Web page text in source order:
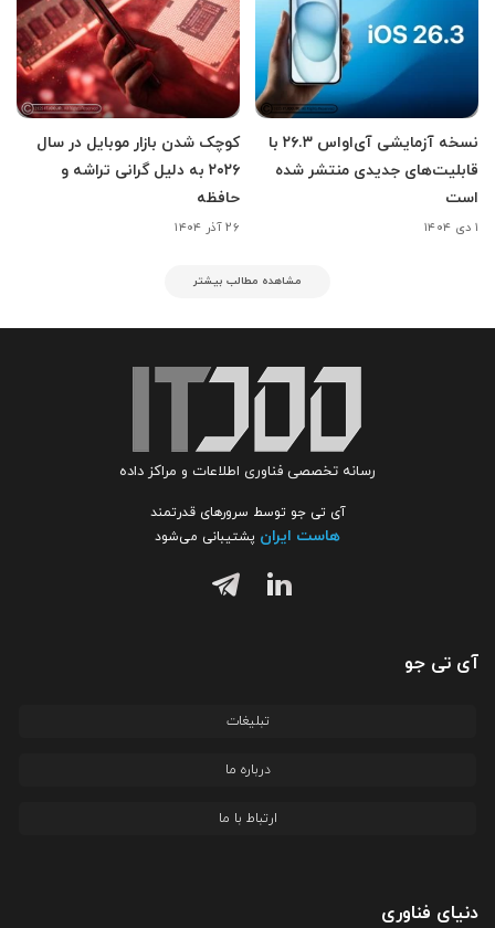
نسخه آزمایشی آی‌اواس ۲۶.۳ با
قابلیت‌های جدیدی منتشر شده
است
۱ دی ۱۴۰۴
کوچک شدن بازار موبایل در سال
۲۰۲۶ به دلیل گرانی تراشه و
حافظه
۲۶ آذر ۱۴۰۴
مشاهده مطالب بیشتر
رسانه تخصصی فناوری اطلاعات و مراکز داده
آی تی جو توسط سرورهای قدرتمند
هاست ایران پشتیبانی می‌شود
آی تی جو
تبلیغات
درباره ما
ارتباط با ما
دنیای فناوری